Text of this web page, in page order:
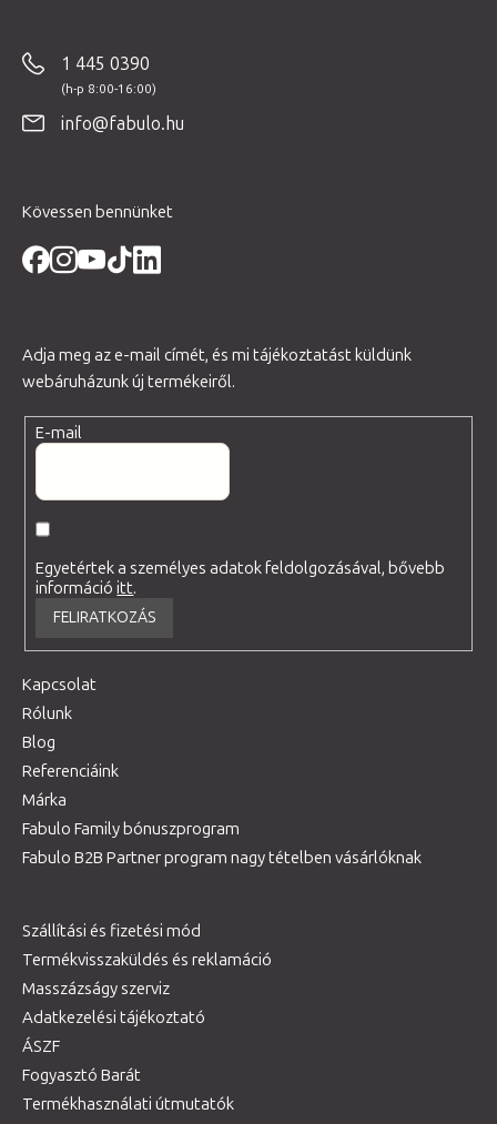
1 445 0390
info@fabulo.hu
Kövessen bennünket
Adja meg az e-mail címét, és mi tájékoztatást küldünk
webáruházunk új termékeiről.
E-mail
Egyetértek a személyes adatok feldolgozásával, bővebb
információitt.
FELIRATKOZÁS
Kapcsolat
Rólunk
Blog
Referenciáink
Márka
Fabulo Family bónuszprogram
Fabulo B2B Partner program nagy tételben vásárlóknak
Szállítási és fizetési mód
Termékvisszaküldés és reklamáció
Masszázságy szerviz
Adatkezelési tájékoztató
ÁSZF
Fogyasztó Barát
Termékhasználati útmutatók